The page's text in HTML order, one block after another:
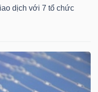
dịch với 7 tổ chức
Chứng chỉ quỹ Chứng